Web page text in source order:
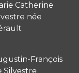
Catherine
née
François
Silvestre